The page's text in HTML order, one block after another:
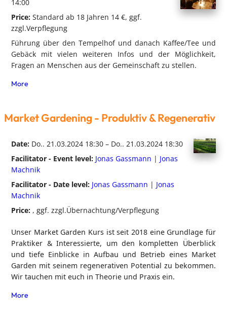
14:00
Price:Standard ab 18 Jahren 14 €, ggf.
zzgl.Verpflegung
Führung über den Tempelhof und danach Kaffee/Tee und
Gebäck mit vielen weiteren Infos und der Möglichkeit,
Fragen an Menschen aus der Gemeinschaft zu stellen.
More
Market Gardening - Produktiv & Regenerativ
Date: Do.. 21.03.2024 18:30 – Do.. 21.03.2024 18:30
Facilitator - Event level: Jonas Gassmann | Jonas
Machnik
Facilitator - Date level: Jonas Gassmann | Jonas
Machnik
Price: , ggf. zzgl.Übernachtung/Verpflegung
Unser Market Garden Kurs ist seit 2018 eine Grundlage für
Praktiker & Interessierte, um den kompletten Überblick
und tiefe Einblicke in Aufbau und Betrieb eines Market
Garden mit seinem regenerativen Potential zu bekommen.
Wir tauchen mit euch in Theorie und Praxis ein.
More